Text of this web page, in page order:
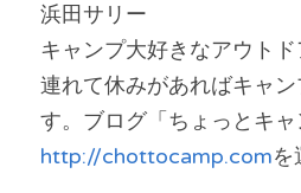
浜田サリー
キャンプ大好きなアウト
連れて休みがあればキャ
す。ブログ「ちょっとキャ
http://chottocamp.comを